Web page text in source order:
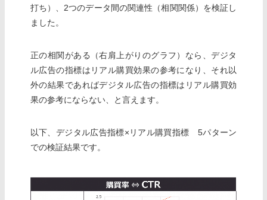
打ち）、2つのデータ間の関連性（相関関係）を検証し
ました。
正の相関がある（右肩上がりのグラフ）なら、デジタ
ル広告の指標はリアル購買効果の参考になり、それ以
外の結果であればデジタル広告の指標はリアル購買効
果の参考にならない、と言えます。
以下、デジタル広告指標×リアル購買指標 5パターン
での検証結果です。